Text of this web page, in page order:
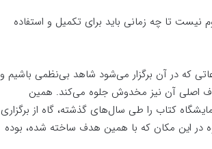
نیست تا چه زمانی باید برای تکمیل و استفاده
که در آن برگزار می‌شود شاهد بی‌نظمی باشیم و
اصلی آن نیز مخدوش جلوه می‌کند. همین
کتاب را طی سال‌های گذشته، گاه از برگزاری
در این مکان که با همین هدف ساخته شده، بوده